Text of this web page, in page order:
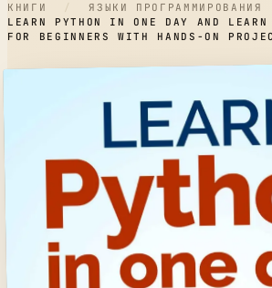
КНИГИ / ЯЗЫКИ ПРОГРАММИРОВАНИЯ
LEARN PYTHON IN ONE DAY AND
FOR BEGINNERS WITH HANDS-ON